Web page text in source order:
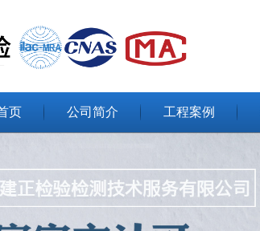
页 公司简介 工程案例